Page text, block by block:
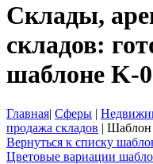
Склады,
складов:
шаблоне K-
Главная| Сферы |
продажа складов | Шаблон
Вернуться к списку
Цветовые вариации